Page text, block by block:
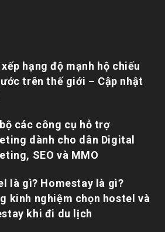
xếp hạng độ mạnh hộ chiếu
trên thế giới – Cập nhật
các công cụ hỗ trợ
dành cho dân Digital
SEO và MMO
là gì? Homestay là gì?
kinh nghiệm chọn hostel và
khi đi du lịch